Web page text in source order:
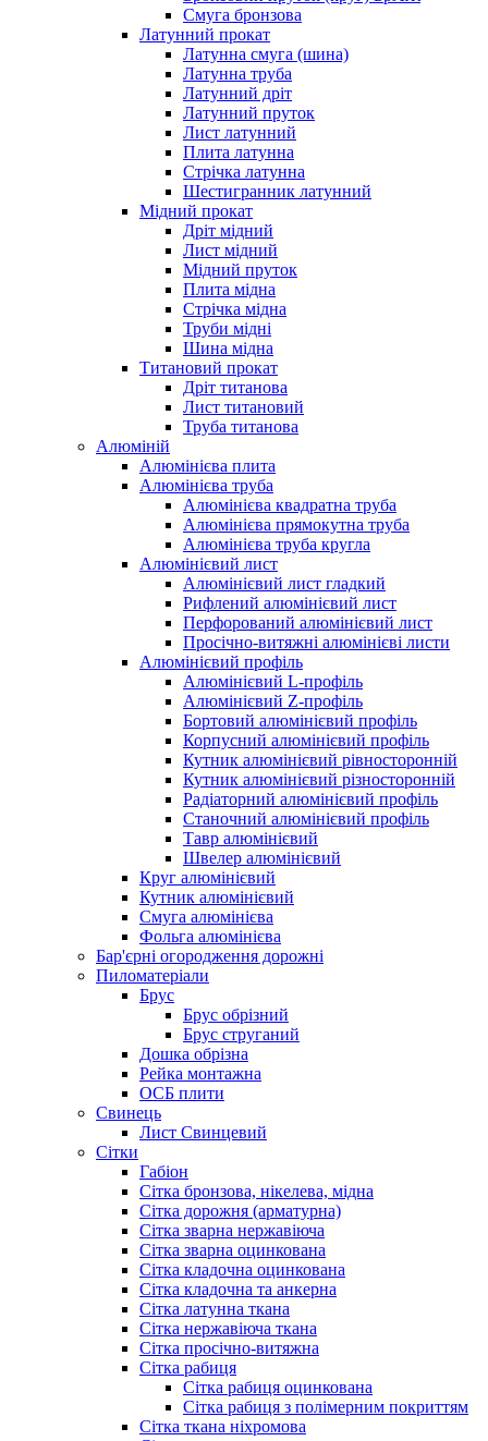
Смуга бронзова
Латунний прокат
Латунна смуга (шина)
Латунна труба
Латунний дріт
Латунний пруток
Лист латунний
Плита латунна
Стрічка латунна
Шестигранник латунний
Мідний прокат
Дріт мідний
Лист мідний
Мідний пруток
Плита мідна
Стрічка мідна
Труби мідні
Шина мідна
Титановий прокат
Дріт титанова
Лист титановий
Труба титанова
Алюміній
Алюмінієва плита
Алюмінієва труба
Алюмінієва квадратна труба
Алюмінієва прямокутна труба
Алюмінієва труба кругла
Алюмінієвий лист
Алюмінієвий лист гладкий
Рифлений алюмінієвий лист
Перфорований алюмінієвий лист
Просічно-витяжні алюмінієві листи
Алюмінієвий профіль
Алюмінієвий L-профіль
Алюмінієвий Z-профіль
Бортовий алюмінієвий профіль
Корпусний алюмінієвий профіль
Кутник алюмінієвий рівносторонній
Кутник алюмінієвий різносторонній
Радіаторний алюмінієвий профіль
Станочний алюмінієвий профіль
Тавр алюмінієвий
Швелер алюмінієвий
Круг алюмінієвий
Кутник алюмінієвий
Смуга алюмінієва
Фольга алюмінієва
Бар'єрні огородження дорожні
Пиломатеріали
Брус
Брус обрізний
Брус струганий
Дошка обрізна
Рейка монтажна
ОСБ плити
Cвинець
Лист Свинцевий
Сітки
Габіон
Сітка бронзова, нікелева, мідна
Сітка дорожня (арматурна)
Сітка зварна нержавіюча
Сітка зварна оцинкована
Сітка кладочна оцинкована
Сітка кладочна та анкерна
Сітка латунна ткана
Сітка нержавіюча ткана
Сітка просічно-витяжна
Сітка рабиця
Сітка рабиця оцинкована
Сітка рабиця з полімерним покриттям
Сітка ткана ніхромова